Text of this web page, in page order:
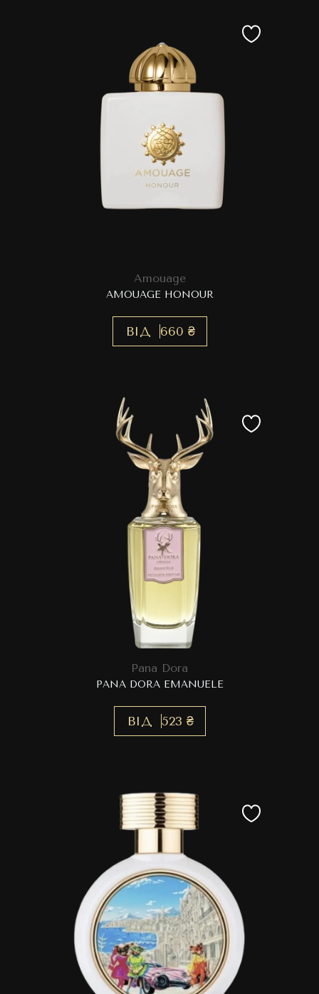
Amouage
AMOUAGE HONOUR
ВІД 660 ₴
Pana Dora
PANA DORA EMANUELE
ВІД 523 ₴